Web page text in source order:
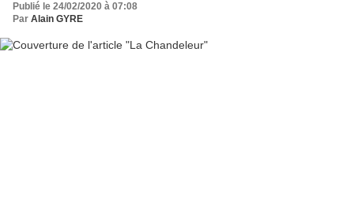
Publié le 24/02/2020 à 07:08
Par Alain GYRE